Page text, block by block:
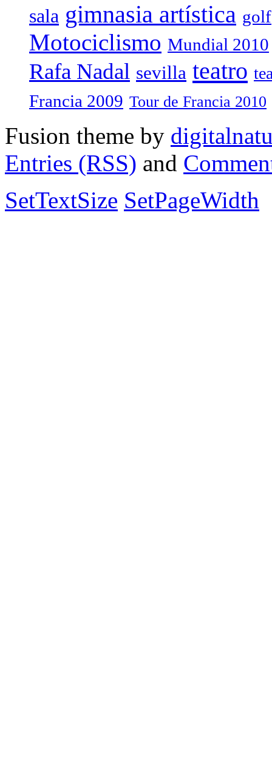
sala gimnasia artística golf
Motociclismo Mundial 2010
Rafa Nadal sevilla teatro
Francia 2009 Tour de Francia 2010
Fusion theme by
Entries (RSS) and
SetTextSize SetPageWidth